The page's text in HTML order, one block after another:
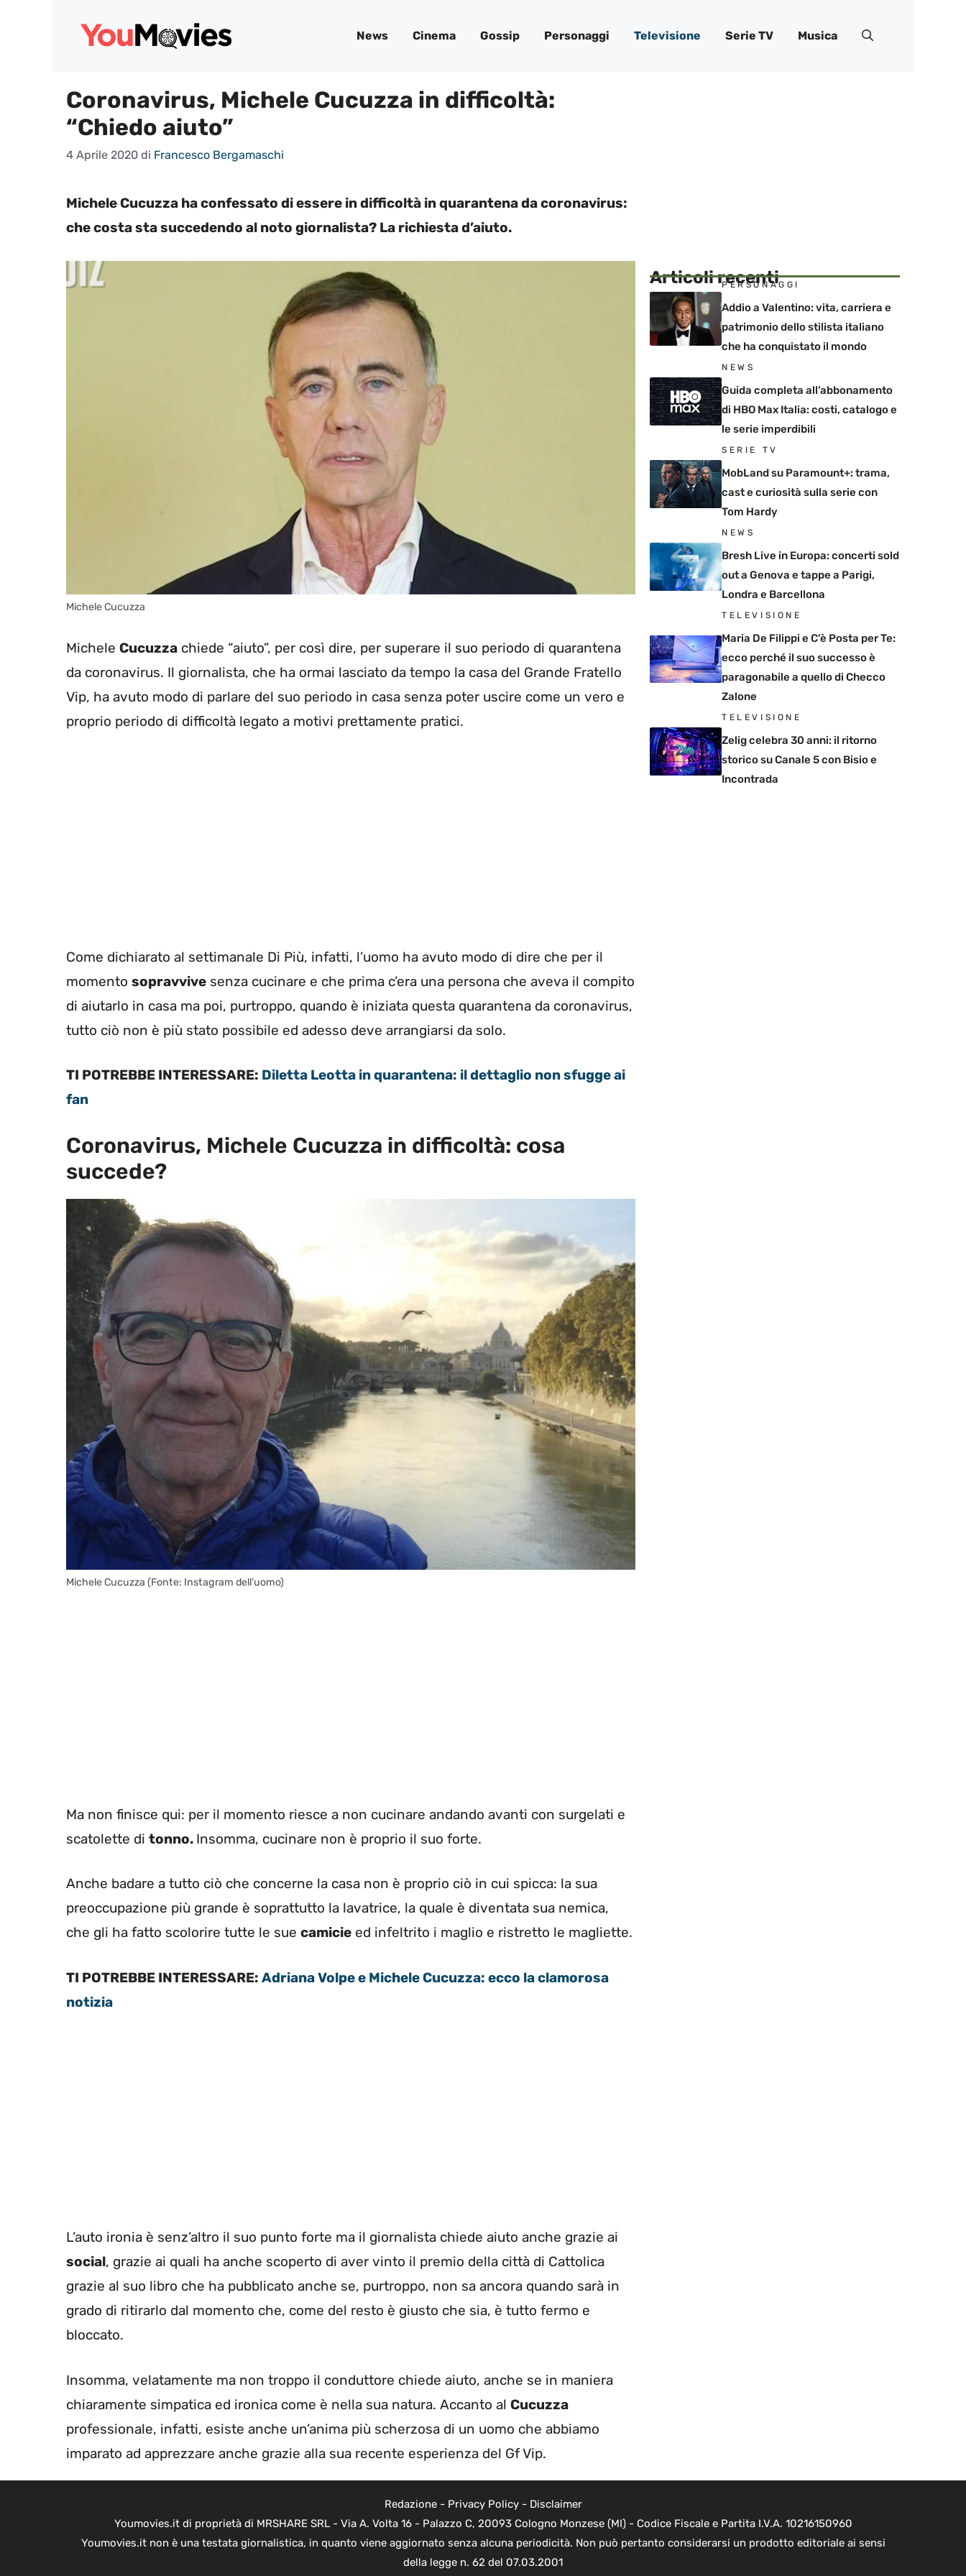
News Cinema Gossip Personaggi Televisione Serie TV Musica
Coronavirus, Michele Cucuzza in difficoltà:
“Chiedo aiuto”
4 Aprile 2020 di Francesco Bergamaschi
Michele Cucuzza ha confessato di essere in difficoltà in quarantena da coronavirus:
che costa sta succedendo al noto giornalista? La richiesta d’aiuto.
Michele Cucuzza
Michele Cucuzza chiede “aiuto”, per così dire, per superare il suo periodo di quarantena
da coronavirus. Il giornalista, che ha ormai lasciato da tempo la casa del Grande Fratello
Vip, ha avuto modo di parlare del suo periodo in casa senza poter uscire come un vero e
proprio periodo di difficoltà legato a motivi prettamente pratici.
Come dichiarato al settimanale Di Più, infatti, l’uomo ha avuto modo di dire che per il
momento sopravvive senza cucinare e che prima c’era una persona che aveva il compito
di aiutarlo in casa ma poi, purtroppo, quando è iniziata questa quarantena da coronavirus,
tutto ciò non è più stato possibile ed adesso deve arrangiarsi da solo.
TI POTREBBE INTERESSARE: Diletta Leotta in quarantena: il dettaglio non sfugge ai
fan
Coronavirus, Michele Cucuzza in difficoltà: cosa
succede?
Michele Cucuzza (Fonte: Instagram dell’uomo)
Ma non finisce qui: per il momento riesce a non cucinare andando avanti con surgelati e
scatolette di tonno. Insomma, cucinare non è proprio il suo forte.
Anche badare a tutto ciò che concerne la casa non è proprio ciò in cui spicca: la sua
preoccupazione più grande è soprattutto la lavatrice, la quale è diventata sua nemica,
che gli ha fatto scolorire tutte le sue camicie ed infeltrito i maglio e ristretto le magliette.
TI POTREBBE INTERESSARE: Adriana Volpe e Michele Cucuzza: ecco la clamorosa
notizia
L’auto ironia è senz’altro il suo punto forte ma il giornalista chiede aiuto anche grazie ai
social, grazie ai quali ha anche scoperto di aver vinto il premio della città di Cattolica
grazie al suo libro che ha pubblicato anche se, purtroppo, non sa ancora quando sarà in
grado di ritirarlo dal momento che, come del resto è giusto che sia, è tutto fermo e
bloccato.
Insomma, velatamente ma non troppo il conduttore chiede aiuto, anche se in maniera
chiaramente simpatica ed ironica come è nella sua natura. Accanto al Cucuzza
professionale, infatti, esiste anche un’anima più scherzosa di un uomo che abbiamo
imparato ad apprezzare anche grazie alla sua recente esperienza del Gf Vip.
Articoli recenti
PERSONAGGI
Addio a Valentino: vita, carriera e
patrimonio dello stilista italiano
che ha conquistato il mondo
NEWS
Guida completa all’abbonamento
di HBO Max Italia: costi, catalogo e
le serie imperdibili
SERIE TV
MobLand su Paramount+: trama,
cast e curiosità sulla serie con
Tom Hardy
NEWS
Bresh Live in Europa: concerti sold
out a Genova e tappe a Parigi,
Londra e Barcellona
TELEVISIONE
Maria De Filippi e C’è Posta per Te:
ecco perché il suo successo è
paragonabile a quello di Checco
Zalone
TELEVISIONE
Zelig celebra 30 anni: il ritorno
storico su Canale 5 con Bisio e
Incontrada
Redazione- Privacy Policy- Disclaimer
Youmovies.it di proprietà di MRSHARE SRL - Via A. Volta 16 - Palazzo C, 20093 Cologno Monzese (MI) - Codice Fiscale e Partita I.V.A. 10216150960
Youmovies.it non è una testata giornalistica, in quanto viene aggiornato senza alcuna periodicità. Non può pertanto considerarsi un prodotto editoriale ai sensi
della legge n. 62 del 07.03.2001